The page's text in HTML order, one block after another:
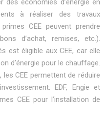
des économies d’énergie en
à réaliser des travaux
CEE peuvent prendre
d’achat, remises, etc.).
est éligible aux CEE, car elle
d’énergie pour le chauffage.
les CEE permettent de réduire
EDF, Engie et
CEE pour l’installation de